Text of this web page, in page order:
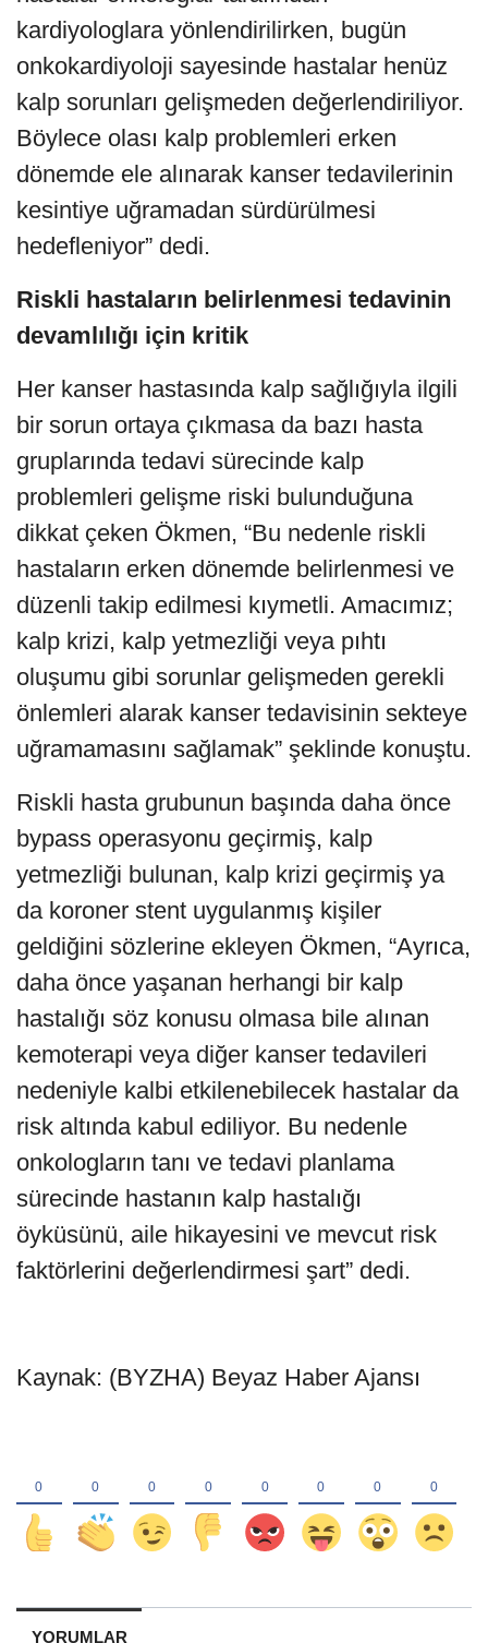
kardiyologlara yönlendirilirken, bugün
onkokardiyoloji sayesinde hastalar henüz
kalp sorunları gelişmeden değerlendiriliyor.
Böylece olası kalp problemleri erken
dönemde ele alınarak kanser tedavilerinin
kesintiye uğramadan sürdürülmesi
hedefleniyor” dedi.
Riskli hastaların belirlenmesi tedavinin
devamlılığı için kritik
Her kanser hastasında kalp sağlığıyla ilgili
bir sorun ortaya çıkmasa da bazı hasta
gruplarında tedavi sürecinde kalp
problemleri gelişme riski bulunduğuna
dikkat çeken Ökmen, “Bu nedenle riskli
hastaların erken dönemde belirlenmesi ve
düzenli takip edilmesi kıymetli. Amacımız;
kalp krizi, kalp yetmezliği veya pıhtı
oluşumu gibi sorunlar gelişmeden gerekli
önlemleri alarak kanser tedavisinin sekteye
uğramamasını sağlamak” şeklinde konuştu.
Riskli hasta grubunun başında daha önce
bypass operasyonu geçirmiş, kalp
yetmezliği bulunan, kalp krizi geçirmiş ya
da koroner stent uygulanmış kişiler
geldiğini sözlerine ekleyen Ökmen, “Ayrıca,
daha önce yaşanan herhangi bir kalp
hastalığı söz konusu olmasa bile alınan
kemoterapi veya diğer kanser tedavileri
nedeniyle kalbi etkilenebilecek hastalar da
risk altında kabul ediliyor. Bu nedenle
onkologların tanı ve tedavi planlama
sürecinde hastanın kalp hastalığı
öyküsünü, aile hikayesini ve mevcut risk
faktörlerini değerlendirmesi şart” dedi.
Kaynak: (BYZHA) Beyaz Haber Ajansı
YORUMLAR